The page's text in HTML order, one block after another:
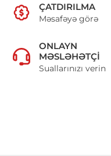
ÇATDIRILMA
Məsafəyə görə
ONLAYN
MƏSLƏHƏTÇI
Suallarınızı verin